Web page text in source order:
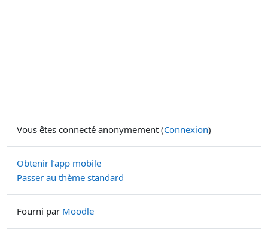
Vous êtes connecté anonymement (Connexion)
Obtenir l’app mobile
Passer au thème standard
Fourni par Moodle